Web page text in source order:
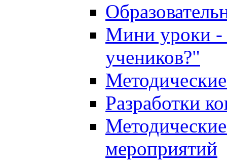
Мини уроки -
учеников?"
Разработки
мероприятий